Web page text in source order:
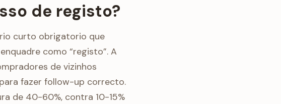
de registo?
curto obrigatorio que
como “registo”. A
de vizinhos
fazer follow-up correcto.
de 40-60%, contra 10-15%